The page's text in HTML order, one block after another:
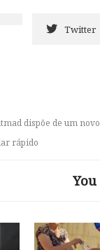
Twitter
dispõe de um novo
rápido